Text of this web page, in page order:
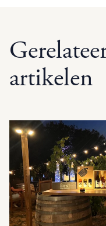
artikelen